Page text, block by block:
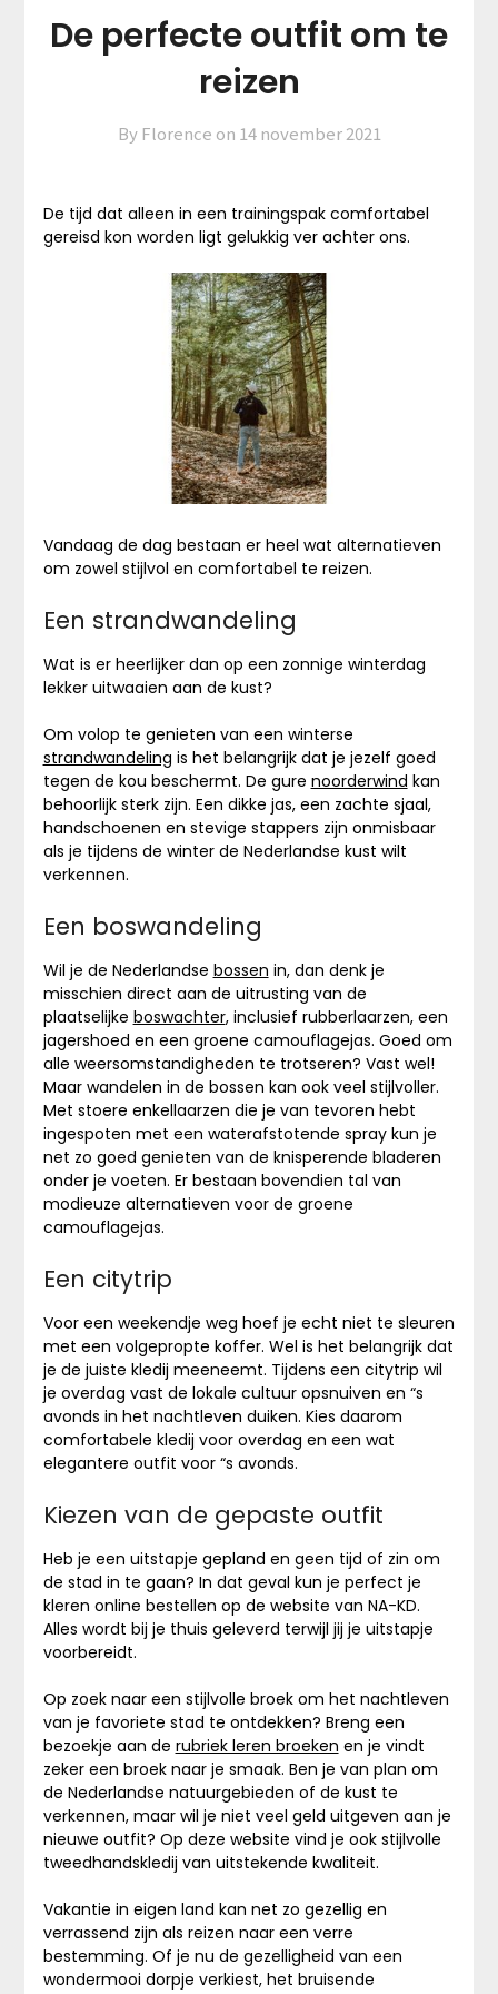
De perfecte outfit om te
reizen
By Florence on 14 november 2021
De tijd dat alleen in een trainingspak comfortabel
gereisd kon worden ligt gelukkig ver achter ons.
Vandaag de dag bestaan er heel wat alternatieven
om zowel stijlvol en comfortabel te reizen.
Een strandwandeling
Wat is er heerlijker dan op een zonnige winterdag
lekker uitwaaien aan de kust?
Om volop te genieten van een winterse
strandwandeling is het belangrijk dat je jezelf goed
tegen de kou beschermt. De gure noorderwind kan
behoorlijk sterk zijn. Een dikke jas, een zachte sjaal,
handschoenen en stevige stappers zijn onmisbaar
als je tijdens de winter de Nederlandse kust wilt
verkennen.
Een boswandeling
Wil je de Nederlandse bossen in, dan denk je
misschien direct aan de uitrusting van de
plaatselijke boswachter, inclusief rubberlaarzen, een
jagershoed en een groene camouflagejas. Goed om
alle weersomstandigheden te trotseren? Vast wel!
Maar wandelen in de bossen kan ook veel stijlvoller.
Met stoere enkellaarzen die je van tevoren hebt
ingespoten met een waterafstotende spray kun je
net zo goed genieten van de knisperende bladeren
onder je voeten. Er bestaan bovendien tal van
modieuze alternatieven voor de groene
camouflagejas.
Een citytrip
Voor een weekendje weg hoef je echt niet te sleuren
met een volgepropte koffer. Wel is het belangrijk dat
je de juiste kledij meeneemt. Tijdens een citytrip wil
je overdag vast de lokale cultuur opsnuiven en “s
avonds in het nachtleven duiken. Kies daarom
comfortabele kledij voor overdag en een wat
elegantere outfit voor “s avonds.
Kiezen van de gepaste outfit
Heb je een uitstapje gepland en geen tijd of zin om
de stad in te gaan? In dat geval kun je perfect je
kleren online bestellen op de website van NA-KD.
Alles wordt bij je thuis geleverd terwijl jij je uitstapje
voorbereidt.
Op zoek naar een stijlvolle broek om het nachtleven
van je favoriete stad te ontdekken? Breng een
bezoekje aan de rubriek leren broeken en je vindt
zeker een broek naar je smaak. Ben je van plan om
de Nederlandse natuurgebieden of de kust te
verkennen, maar wil je niet veel geld uitgeven aan je
nieuwe outfit? Op deze website vind je ook stijlvolle
tweedhandskledij van uitstekende kwaliteit.
Vakantie in eigen land kan net zo gezellig en
verrassend zijn als reizen naar een verre
bestemming. Of je nu de gezelligheid van een
wondermooi dorpje verkiest, het bruisende